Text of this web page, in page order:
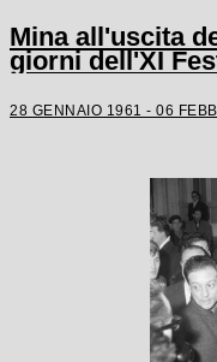
Mina all'uscita
giorni dell'XI
28 GENNAIO 1961 - 06